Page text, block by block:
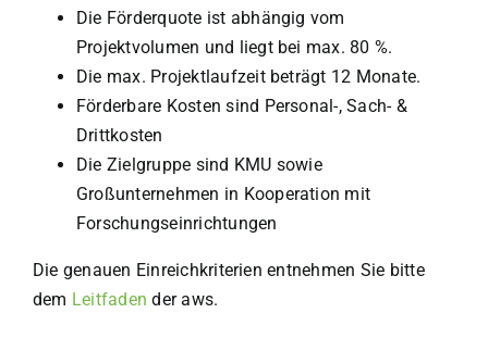
Die Förderquote ist abhängig vom
Projektvolumen und liegt bei max. 80 %.
Die max. Projektlaufzeit beträgt 12 Monate.
Förderbare Kosten sind Personal-, Sach- &
Drittkosten
Die Zielgruppe sind KMU sowie
Großunternehmen in Kooperation mit
Forschungseinrichtungen
Die genauen Einreichkriterien entnehmen Sie bitte
dem Leitfaden der aws.